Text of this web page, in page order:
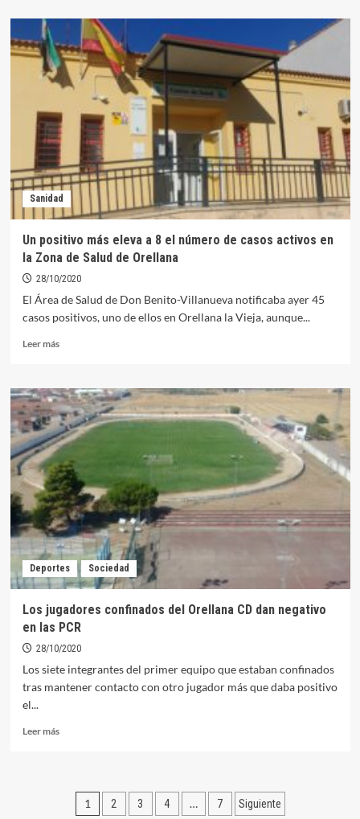
Inclusives
cierra
temporalmente
tres
sus
centros
comarcales
tras
notificarse
varios
positivos
Sanidad
Un positivo más eleva a 8 el número de casos activos en
la Zona de Salud de Orellana
28/10/2020
El Área de Salud de Don Benito-Villanueva notificaba ayer 45
casos positivos, uno de ellos en Orellana la Vieja, aunque...
Leer másLeer
Un
positivo
más
eleva
a
8
el
número
de
casos
activos
en
la
Zona
Salud
de
Orellana
Deportes Sociedad
Los jugadores confinados del Orellana CD dan negativo
en las PCR
28/10/2020
Los siete integrantes del primer equipo que estaban confinados
tras mantener contacto con otro jugador más que daba positivo
el...
Leer másLeer
jugadores
confinadosPaginación
1 2 3 4 … 7 Siguiente